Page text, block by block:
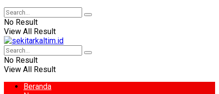
No Result
View All Result
No Result
View All Result
Beranda